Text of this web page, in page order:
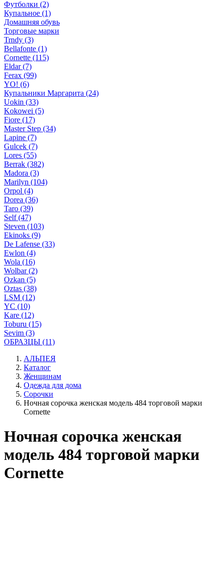
Футболки (2)
Купальное (1)
Домашняя обувь
Торговые марки
Trndy (3)
Bellafonte (1)
Cornette (115)
Eldar (7)
Ferax (99)
YO! (6)
Купальники Маргарита (24)
Uokin (33)
Kokowei (5)
Fiore (17)
Master Step (34)
Lapine (7)
Gulcek (7)
Lores (55)
Berrak (382)
Madora (3)
Marilyn (104)
Orpol (4)
Dorea (36)
Taro (39)
Self (47)
Steven (103)
Ekinoks (9)
De Lafense (33)
Ewlon (4)
Wola (16)
Wolbar (2)
Ozkan (5)
Oztas (38)
LSM (12)
YC (10)
Kare (12)
Toburu (15)
Sevim (3)
ОБРАЗЦЫ (11)
АЛЬПЕЯ
Каталог
Женщинам
Одежда для дома
Сорочки
Ночная сорочка женская модель 484 торговой марки
Cornette
Ночная сорочка женская
модель 484 торговой марки
Cornette